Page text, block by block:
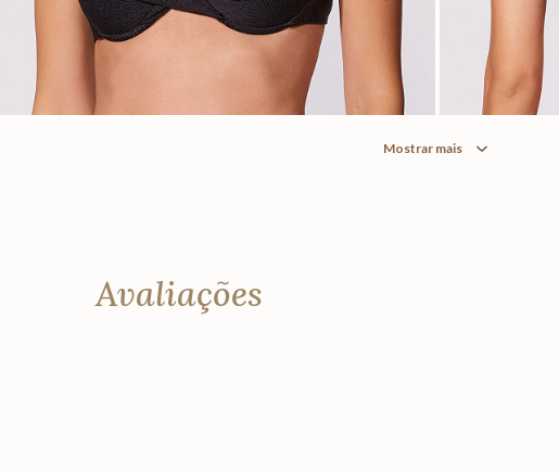
Mostrar mais
Avaliações